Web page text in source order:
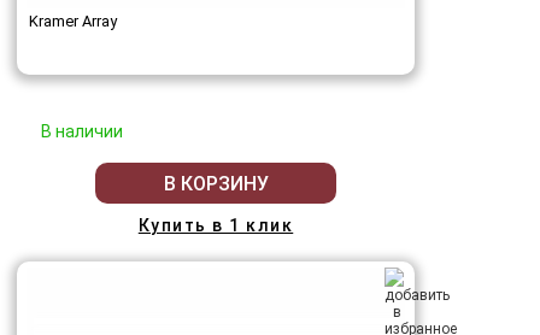
Kramer Array
В наличии
В КОРЗИНУ
Купить в 1 клик